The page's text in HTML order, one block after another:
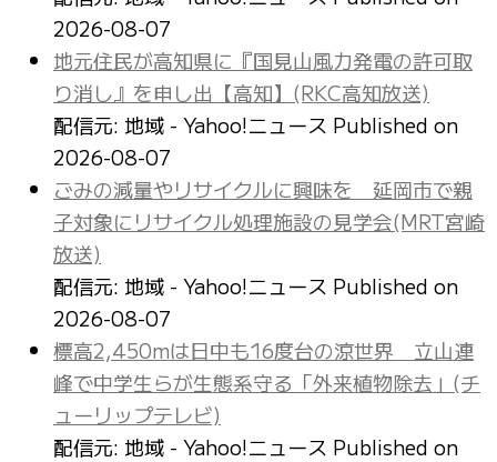
2026-08-07
地元住民が高知県に『国見山風力発電の許可取
り消し』を申し出【高知】(RKC高知放送)
配信元: 地域 - Yahoo!ニュース Published on
2026-08-07
ごみの減量やリサイクルに興味を 延岡市で親
子対象にリサイクル処理施設の見学会(MRT宮崎
放送)
配信元: 地域 - Yahoo!ニュース Published on
2026-08-07
標高2,450mは日中も16度台の涼世界 立山連
峰で中学生らが生態系守る「外来植物除去」(チ
ューリップテレビ)
配信元: 地域 - Yahoo!ニュース Published on